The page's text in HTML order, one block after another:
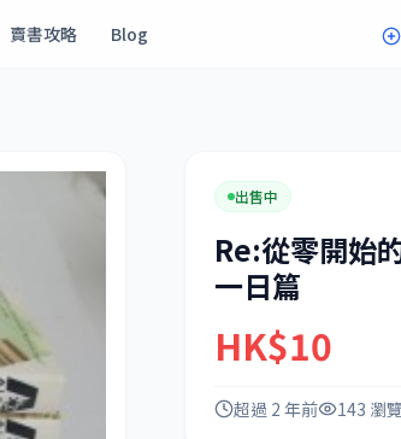
賣書攻略 Blog
出售中
Re:從零開始
一日篇
HK$10
超過 2 年前 143 瀏覽